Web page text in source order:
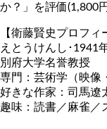
か？」を評価(1,800
【衛藤賢史プロフィ
えとうけんし･1941
別府大学名誉教授
専門：芸術学（映像
好きな作家：司馬遼
趣味：読書／麻雀／